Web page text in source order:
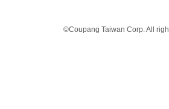
©Coupang Taiwan Corp. All